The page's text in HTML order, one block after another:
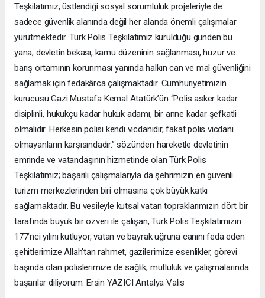
Teşkilatımız, üstlendiği sosyal sorumluluk projeleriyle de
sadece güvenlik alanında değil her alanda önemli çalışmalar
yürütmektedir. Türk Polis Teşkilatımız kurulduğu günden bu
yana; devletin bekası, kamu düzeninin sağlanması, huzur ve
barış ortamının korunması yanında halkın can ve mal güvenliğini
sağlamak için fedakârca çalışmaktadır. Cumhuriyetimizin
kurucusu Gazi Mustafa Kemal Atatürk’ün “Polis asker kadar
disiplinli, hukukçu kadar hukuk adamı, bir anne kadar şefkatli
olmalıdır. Herkesin polisi kendi vicdanıdır, fakat polis vicdanı
olmayanların karşısındadır.” sözünden hareketle devletinin
emrinde ve vatandaşının hizmetinde olan Türk Polis
Teşkilatımız; başarılı çalışmalarıyla da şehrimizin en güvenli
turizm merkezlerinden biri olmasına çok büyük katkı
sağlamaktadır. Bu vesileyle kutsal vatan topraklarımızın dört bir
tarafında büyük bir özveri ile çalışan, Türk Polis Teşkilatımızın
177’nci yılını kutluyor, vatan ve bayrak uğruna canını feda eden
şehitlerimize Allah’tan rahmet, gazilerimize esenlikler, görevi
başında olan polislerimize de sağlık, mutluluk ve çalışmalarında
başarılar diliyorum. Ersin YAZICI Antalya Valis